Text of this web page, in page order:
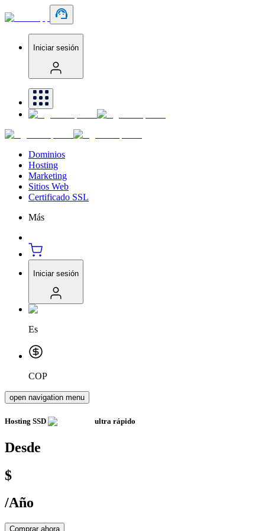
Iniciar sesión
Dominios
Hosting
Marketing
Sitios Web
Certificado SSL
Más
Iniciar sesión
Es
COP
open navigation menu
Hosting SSD ultra rápido
Desde
$
/Año
Comprar ahora